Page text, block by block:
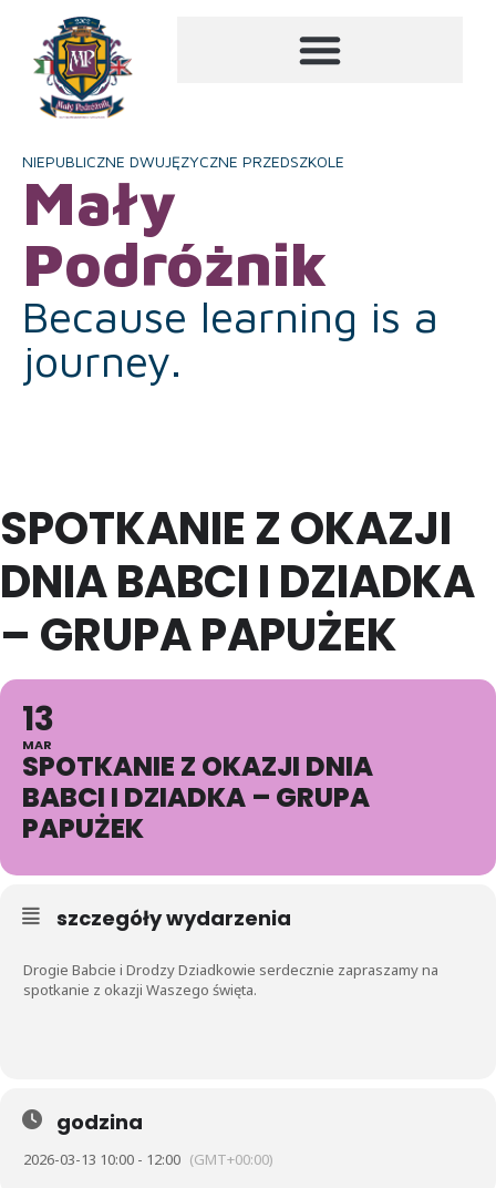
NIEPUBLICZNE DWUJĘZYCZNE PRZEDSZKOLE
Mały
Podróżnik
Because learning is a
journey.
SPOTKANIE Z OKAZJI
DNIA BABCI I DZIADKA
– GRUPA PAPUŻEK
13
MAR
SPOTKANIE Z OKAZJI DNIA
BABCI I DZIADKA – GRUPA
PAPUŻEK
szczegóły wydarzenia
Drogie Babcie i Drodzy Dziadkowie serdecznie zapraszamy na
spotkanie z okazji Waszego święta.
godzina
2026-03-13 10:00 - 12:00 (GMT+00:00)